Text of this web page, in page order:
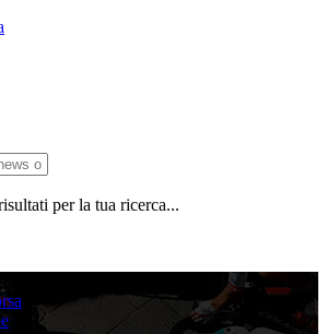
per la tua ricerca...